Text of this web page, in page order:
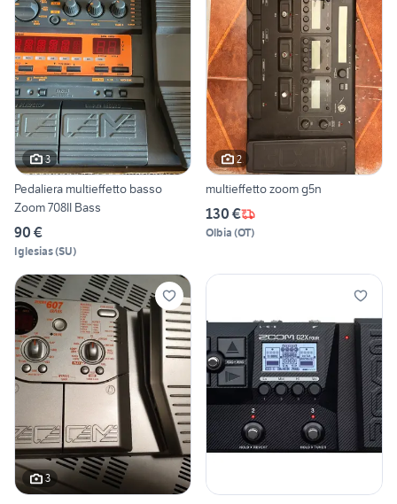
3
Pedaliera multieffetto basso
Zoom 708II Bass
90 €
Iglesias(SU)
2
multieffetto zoom g5n
130 €
Olbia (OT)
3